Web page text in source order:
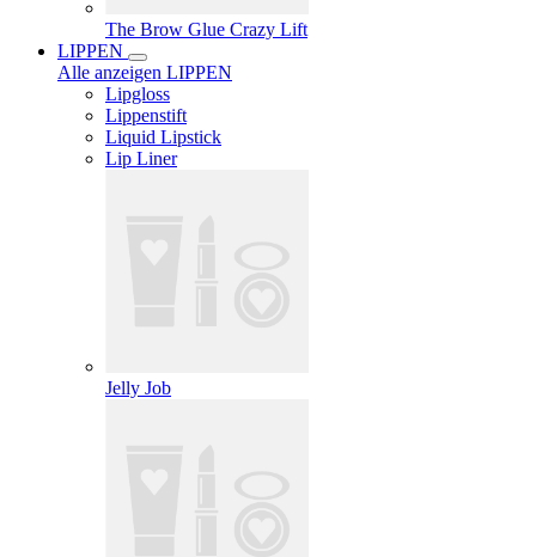
The Brow Glue Crazy Lift
LIPPEN
Alle anzeigen LIPPEN
Lipgloss
Lippenstift
Liquid Lipstick
Lip Liner
Jelly Job